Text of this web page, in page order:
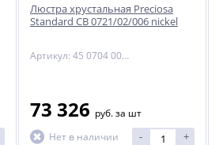
Люстра хрустальная Preciosa
Standard CB 0721/02/006 nickel
Артикул: 45 0704 006 04 00 06 35
73 326 руб.за шт
Нет в наличии
- +